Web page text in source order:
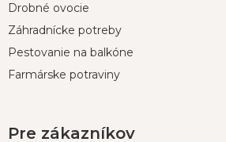
Drobné ovocie
Záhradnícke potreby
Pestovanie na balkóne
Farmárske potraviny
Pre zákazníkov